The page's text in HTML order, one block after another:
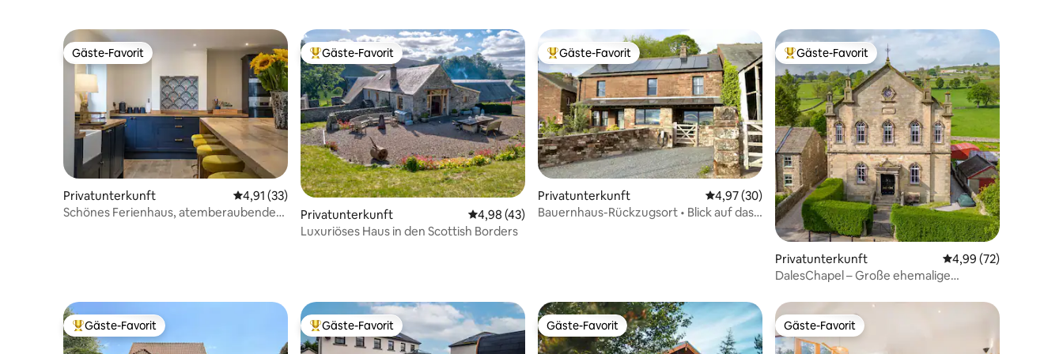
Gäste-Favorit
Gäste-Favorit
Privatunterkunft Durchschnittliche Bewertung: 4,91 von 5, 33 Bewertungen
4,91 (33)
Schönes Ferienhaus, atemberaubende
Beliebter Gäste-Favorit.
Gäste-Favorit
Privatunterkunft Durchschnittliche Bewertung: 4,98 von 5, 43 Bewertungen
4,98 (43)
Luxuriöses Haus in den Scottish Borders
Beliebter Gäste-Favorit.
Gäste-Favorit
Privatunterkunft Durchschnittliche Bewertung: 4,97 von 5, 30 Bewertungen
4,97 (30)
Bauernhaus-Rückzugsort • Blick auf das
Beliebter Gäste-Favorit.
Gäste-Favorit
Privatunterkunft Durchschnittliche
4,99 (72)
DalesChapel – Große ehemalige
Beliebter Gäste-Favorit.
Gäste-Favorit Beliebter Gäste-Favorit.
Gäste-Favorit Gäste-Favorit
Gäste-Favorit Gäste-Favorit
Gäste-Favorit